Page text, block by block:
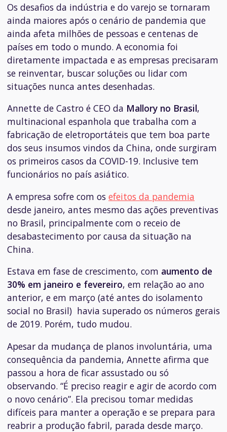
Os desafios da indústria e do varejo se tornaram
ainda maiores após o cenário de pandemia que
ainda afeta milhões de pessoas e centenas de
países em todo o mundo. A economia foi
diretamente impactada e as empresas precisaram
se reinventar, buscar soluções ou lidar com
situações nunca antes desenhadas.
Annette de Castro é CEO da Mallory no Brasil,
multinacional espanhola que trabalha com a
fabricação de eletroportáteis que tem boa parte
dos seus insumos vindos da China, onde surgiram
os primeiros casos da COVID-19. Inclusive tem
funcionários no país asiático.
A empresa sofre com os efeitos da pandemia
desde janeiro, antes mesmo das ações preventivas
no Brasil, principalmente com o receio de
desabastecimento por causa da situação na
China.
Estava em fase de crescimento, com aumento de
30% em janeiro e fevereiro, em relação ao ano
anterior, e em março (até antes do isolamento
social no Brasil) havia superado os números gerais
de 2019. Porém, tudo mudou.
Apesar da mudança de planos involuntária, uma
consequência da pandemia, Annette afirma que
passou a hora de ficar assustado ou só
observando. “É preciso reagir e agir de acordo com
o novo cenário”. Ela precisou tomar medidas
difíceis para manter a operação e se prepara para
reabrir a produção fabril, parada desde março.